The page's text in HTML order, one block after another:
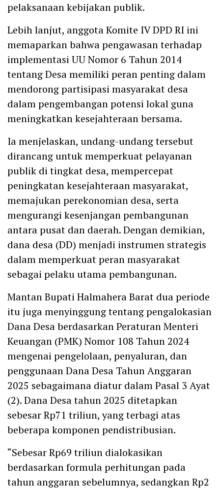
pelaksanaan kebijakan publik.
Lebih lanjut, anggota Komite IV DPD RI ini
memaparkan bahwa pengawasan terhadap
implementasi UU Nomor 6 Tahun 2014
tentang Desa memiliki peran penting dalam
mendorong partisipasi masyarakat desa
dalam pengembangan potensi lokal guna
meningkatkan kesejahteraan bersama.
Ia menjelaskan, undang-undang tersebut
dirancang untuk memperkuat pelayanan
publik di tingkat desa, mempercepat
peningkatan kesejahteraan masyarakat,
memajukan perekonomian desa, serta
mengurangi kesenjangan pembangunan
antara pusat dan daerah. Dengan demikian,
dana desa (DD) menjadi instrumen strategis
dalam memperkuat peran masyarakat
sebagai pelaku utama pembangunan.
Mantan Bupati Halmahera Barat dua periode
itu juga menyinggung tentang pengalokasian
Dana Desa berdasarkan Peraturan Menteri
Keuangan (PMK) Nomor 108 Tahun 2024
mengenai pengelolaan, penyaluran, dan
penggunaan Dana Desa Tahun Anggaran
2025 sebagaimana diatur dalam Pasal 3 Ayat
(2). Dana Desa tahun 2025 ditetapkan
sebesar Rp71 triliun, yang terbagi atas
beberapa komponen pendistribusian.
“Sebesar Rp69 triliun dialokasikan
berdasarkan formula perhitungan pada
tahun anggaran sebelumnya, sedangkan Rp2